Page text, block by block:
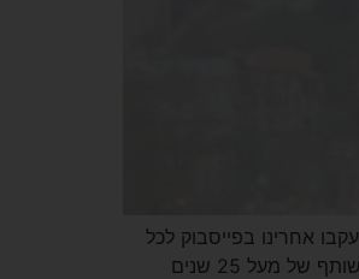
אתר הבית – פתרונות נדל"ן תיווך בחיפה כתובתנו: שדרות מוריה 52, חיפה טלפון: *3924 זמינים גם בוואטסאפ! דוא"ל: info@rs-nadlan.co.il עקבו אחרינו בפייסבוק לכל
הדירות למכירה בחיפה והקריות הכירו את משרד התיווך פתרונות נדל"ן.שלושת בעלי המשרד אמיר רז, אלדר ישראלי ובן מוסקוביץ בעלי ניסיון משותף של מעל 25 שנים